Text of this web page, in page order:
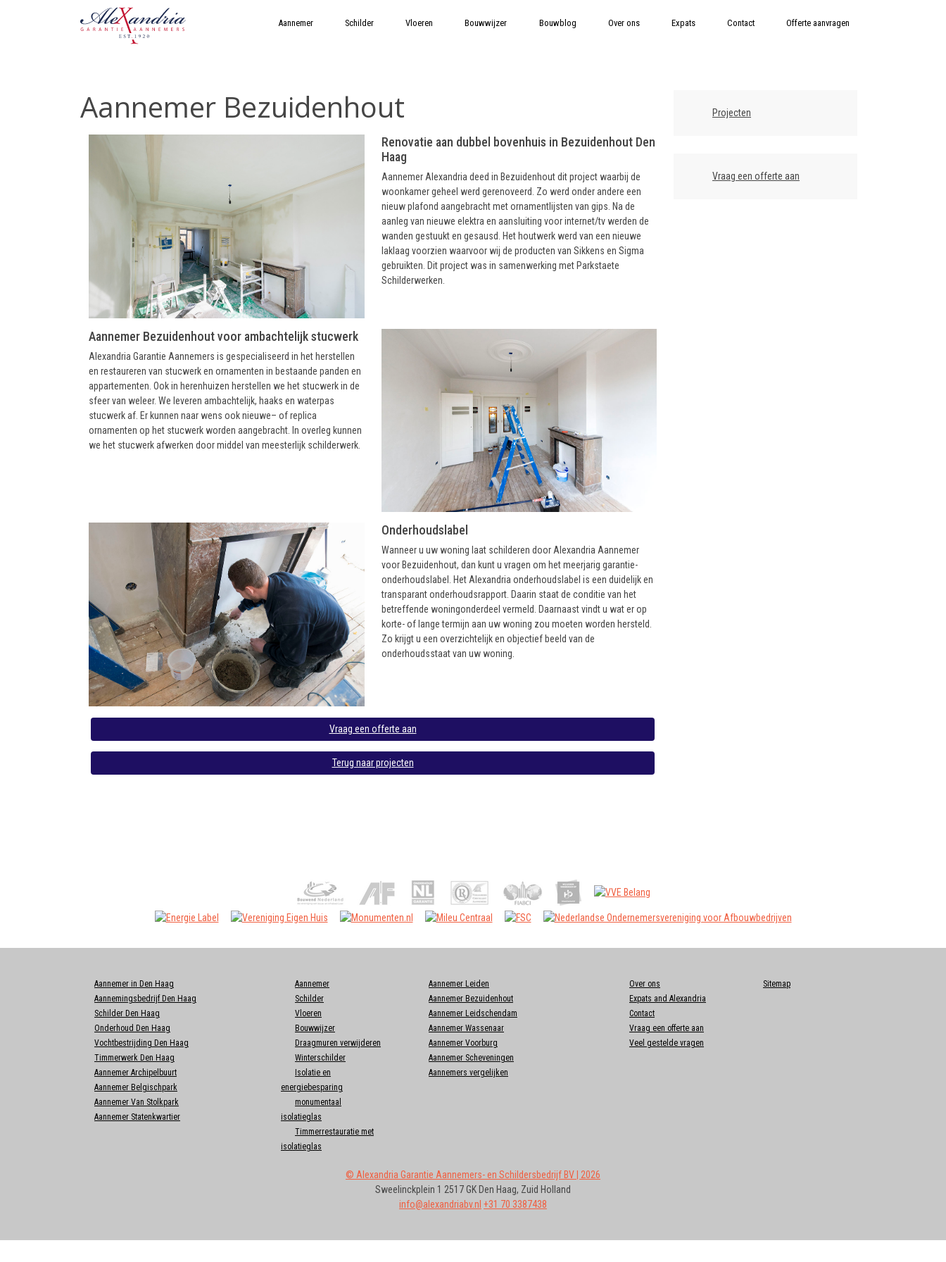
Aannemer Schilder Vloeren Bouwwijzer Bouwblog Over ons Expats Contact Offerte aanvragen
Aannemer Bezuidenhout
Renovatie aan dubbel bovenhuis in Bezuidenhout Den
Haag
Aannemer Alexandria deed in Bezuidenhout dit project waarbij de
woonkamer geheel werd gerenoveerd. Zo werd onder andere een
nieuw plafond aangebracht met ornamentlijsten van gips. Na de
aanleg van nieuwe elektra en aansluiting voor internet/tv werden de
wanden gestuukt en gesausd. Het houtwerk werd van een nieuwe
laklaag voorzien waarvoor wij de producten van Sikkens en Sigma
gebruikten. Dit project was in samenwerking met Parkstaete
Schilderwerken.
Aannemer Bezuidenhout voor ambachtelijk stucwerk
Alexandria Garantie Aannemers is gespecialiseerd in het herstellen
en restaureren van stucwerk en ornamenten in bestaande panden en
appartementen. Ook in herenhuizen herstellen we het stucwerk in de
sfeer van weleer. We leveren ambachtelijk, haaks en waterpas
stucwerk af. Er kunnen naar wens ook nieuwe– of replica
ornamenten op het stucwerk worden aangebracht. In overleg kunnen
we het stucwerk afwerken door middel van meesterlijk schilderwerk.
Onderhoudslabel
Wanneer u uw woning laat schilderen door Alexandria Aannemer
voor Bezuidenhout, dan kunt u vragen om het meerjarig garantie-
onderhoudslabel. Het Alexandria onderhoudslabel is een duidelijk en
transparant onderhoudsrapport. Daarin staat de conditie van het
betreffende woningonderdeel vermeld. Daarnaast vindt u wat er op
korte- of lange termijn aan uw woning zou moeten worden hersteld.
Zo krijgt u een overzichtelijk en objectief beeld van de
onderhoudsstaat van uw woning.
Vraag een offerte aan
Terug naar projecten
Projecten
Vraag een offerte aan
Aannemer in Den Haag
Aannemingsbedrijf Den Haag
Schilder Den Haag
Onderhoud Den Haag
Vochtbestrijding Den Haag
Timmerwerk Den Haag
Aannemer Archipelbuurt
Aannemer Belgischpark
Aannemer Van Stolkpark
Aannemer Statenkwartier
Aannemer
Schilder
Vloeren
Bouwwijzer
Draagmuren verwijderen
Winterschilder
Isolatie en
energiebesparing
monumentaal
isolatieglas
Timmerrestauratie met
isolatieglas
Aannemer Leiden
Aannemer Bezuidenhout
Aannemer Leidschendam
Aannemer Wassenaar
Aannemer Voorburg
Aannemer Scheveningen
Aannemers vergelijken
Over ons
Expats and Alexandria
Contact
Vraag een offerte aan
Veel gestelde vragen
Sitemap
© Alexandria Garantie Aannemers- en Schildersbedrijf BV | 2026
Sweelinckplein 1 2517 GK Den Haag, Zuid Holland
info@alexandriabv.nl +31 70 3387438